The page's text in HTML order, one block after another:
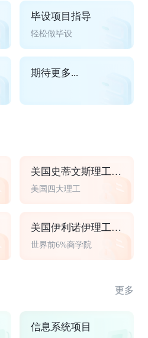
毕设项目指导
轻松做毕设
期待更多...
美国史蒂文斯理工学院
美国四大理工
美国伊利诺伊理工大学
世界前6%商学院
更多
信息系统项目